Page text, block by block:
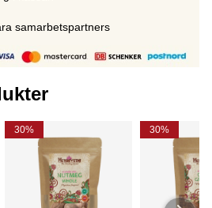
samarbetspartners
30% 30%